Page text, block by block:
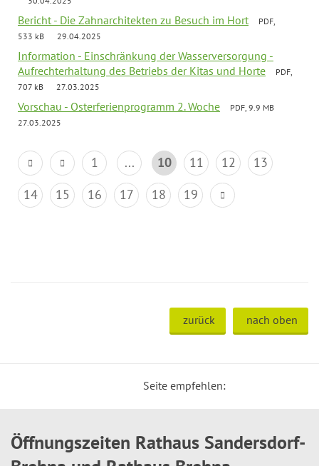
Bericht - Die Zahnarchitekten zu Besuch im Hort
PDF,
533 kB
29.04.2025
Information - Einschränkung der Wasserversorgung -
Aufrechterhaltung des Betriebs der Kitas und Horte
PDF,
707 kB
27.03.2025
Vorschau - Osterferienprogramm 2. Woche
PDF, 9.9 MB
27.03.2025
1 ... 10 11 12
13
14
15 16 17 18 19
zurück nach oben
Seite empfehlen:
Öffnungszeiten Rathaus Sandersdorf-